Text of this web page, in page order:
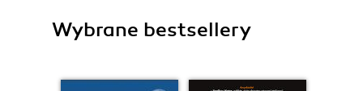
Wybrane bestsellery